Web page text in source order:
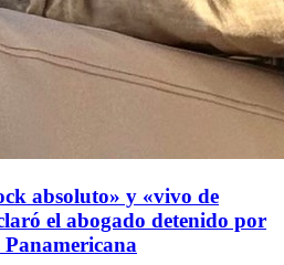
absoluto» y «vivo de
el abogado detenido por